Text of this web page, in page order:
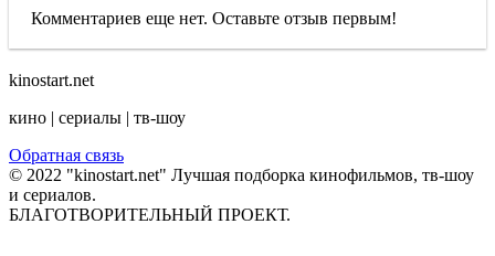
Комментариев еще нет. Оставьте отзыв первым!
kinostart.net
кино | сериалы | тв-шоу
Обратная связь
© 2022 "kinostart.net" Лучшая подборка кинофильмов, тв-шоу
и сериалов.
БЛАГОТВОРИТЕЛЬНЫЙ ПРОЕКТ.